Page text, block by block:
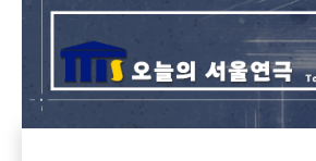
Skip
content